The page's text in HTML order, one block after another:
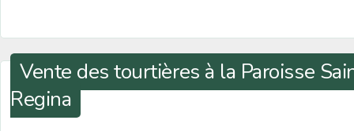
Vente des tourtières à la Paroisse
Regina